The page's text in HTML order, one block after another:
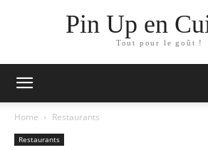
Pin Up en
Tout pour le goût !
Home Restaurants
Restaurants